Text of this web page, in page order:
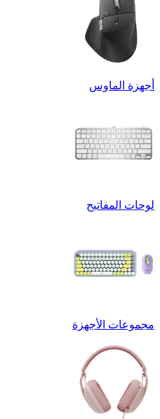
أجهزة الماوس
لوحات المفاتيح
مجموعات الأجهزة